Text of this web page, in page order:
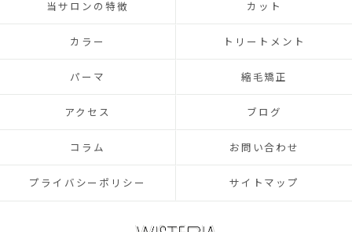
当サロンの特徴 カット
カラー トリートメント
パーマ 縮毛矯正
アクセス ブログ
コラム お問い合わせ
プライバシーポリシー サイトマップ